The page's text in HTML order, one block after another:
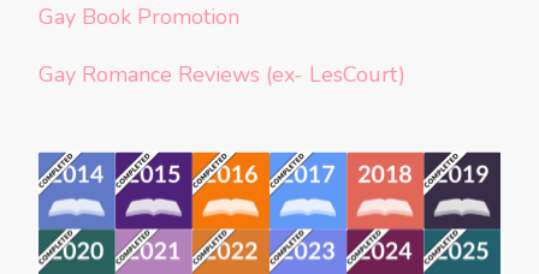
Gay Book Promotion
Gay Romance Reviews (ex- LesCourt)